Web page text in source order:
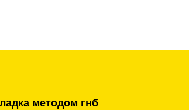
методом гнб